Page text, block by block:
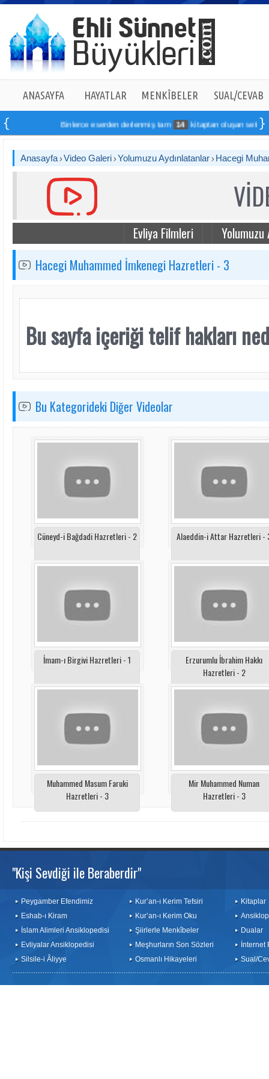
ANASAYFA HAYATLAR MENKÎBELER SUAL/CEVAB
Binlerce eserden derlenmiş tam 14 kitaptan oluşan seti
Anasayfa Video Galeri Yolumuzu Aydınlatanlar Hacegi
Evliya Filmleri
Yolumuzu
Hacegi Muhammed İmkenegi Hazretleri - 3
Bu sayfa içeriği telif hakları
Bu Kategorideki Diğer Videolar
Cüneyd-i Bağdadi Hazretleri - 2 Alaeddin-i Attar Hazretleri -
İmam-ı Birgivi Hazretleri - 1
Erzurumlu İbrahim Hakkı
Hazretleri - 2
Muhammed Masum Faruki
Hazretleri - 3
Mir Muhammed Numan
Hazretleri - 3
"Kişi Sevdiği ile Beraberdir"
Peygamber Efendimiz
Eshab-ı Kiram
İslam Alimleri Ansiklopedisi
Evliyalar Ansiklopedisi
Silsile-i Âliyye
Kur’an-ı Kerim Tefsiri
Kur’an-ı Kerim Oku
Şiirlerle Menkîbeler
Meşhurların Son Sözleri
Osmanlı Hikayeleri
Kitaplar
Dualar
İnternet
Sual/